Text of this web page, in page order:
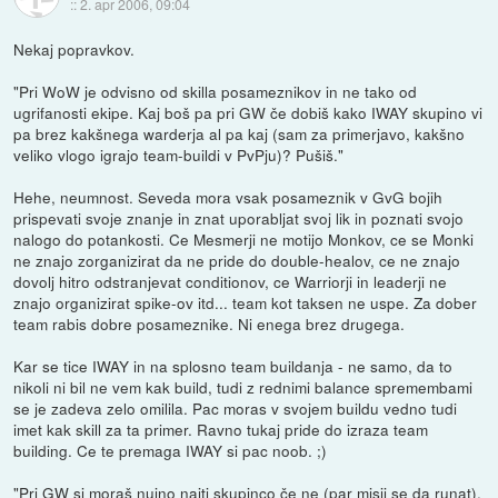
::2. apr 2006, 09:04
Nekaj popravkov.
"Pri WoW je odvisno od skilla posameznikov in ne tako od
ugrifanosti ekipe. Kaj boš pa pri GW če dobiš kako IWAY skupino vi
pa brez kakšnega warderja al pa kaj (sam za primerjavo, kakšno
veliko vlogo igrajo team-buildi v PvPju)? Pušiš."
Hehe, neumnost. Seveda mora vsak posameznik v GvG bojih
prispevati svoje znanje in znat uporabljat svoj lik in poznati svojo
nalogo do potankosti. Ce Mesmerji ne motijo Monkov, ce se Monki
ne znajo zorganizirat da ne pride do double-healov, ce ne znajo
dovolj hitro odstranjevat conditionov, ce Warriorji in leaderji ne
znajo organizirat spike-ov itd... team kot taksen ne uspe. Za dober
team rabis dobre posameznike. Ni enega brez drugega.
Kar se tice IWAY in na splosno team buildanja - ne samo, da to
nikoli ni bil ne vem kak build, tudi z rednimi balance spremembami
se je zadeva zelo omilila. Pac moras v svojem buildu vedno tudi
imet kak skill za ta primer. Ravno tukaj pride do izraza team
building. Ce te premaga IWAY si pac noob. ;)
"Pri GW si moraš nujno najti skupinco če ne (par misij se da runat),